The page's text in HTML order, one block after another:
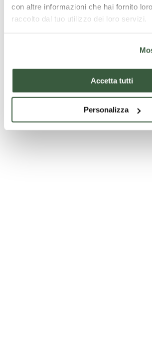
con altre informazioni che hai fornito
raccolto dal tuo utilizzo dei loro servizi.
Accetta tutti
Personalizza